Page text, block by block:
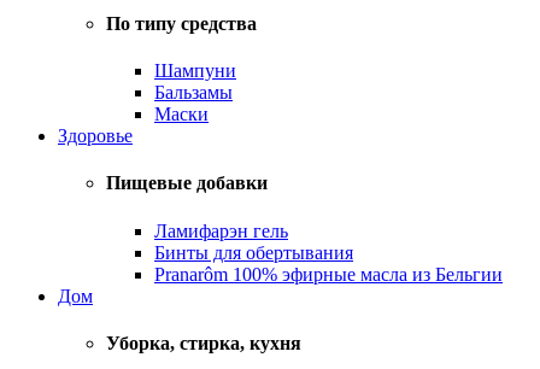
По типу средства
Шампуни
Бальзамы
Маски
Здоровье
Пищевые добавки
Ламифарэн гель
Бинты для обертывания
Pranarôm 100% эфирные масла из Бельгии
Дом
Уборка, стирка, кухня